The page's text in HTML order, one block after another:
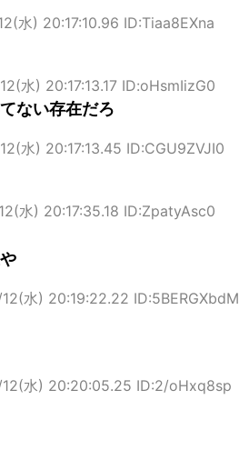
水) 20:17:10.96 ID:Tiaa8EXna
水) 20:17:13.17 ID:oHsmIizG0
ない存在だろ
水) 20:17:13.45 ID:CGU9ZVJI0
水) 20:17:35.18 ID:ZpatyAsc0
水) 20:19:22.22 ID:5BERGXbdM
水) 20:20:05.25 ID:2/oHxq8sp